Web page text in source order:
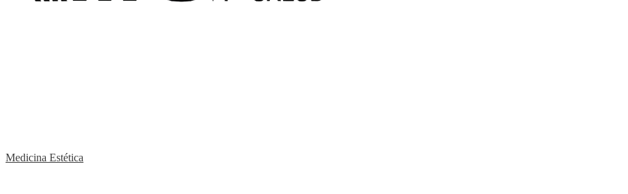
Medicina Estética